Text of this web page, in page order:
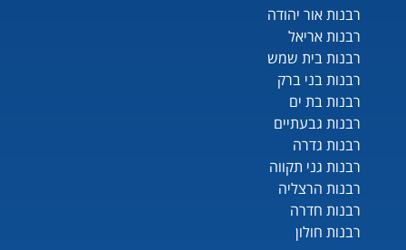
רבנות אור יהודה
רבנות אריאל
רבנות בית שמש
רבנות בני ברק
רבנות בת ים
רבנות גבעתיים
רבנות גדרה
רבנות גני תקווה
רבנות הרצליה
רבנות חדרה
רבנות חולון